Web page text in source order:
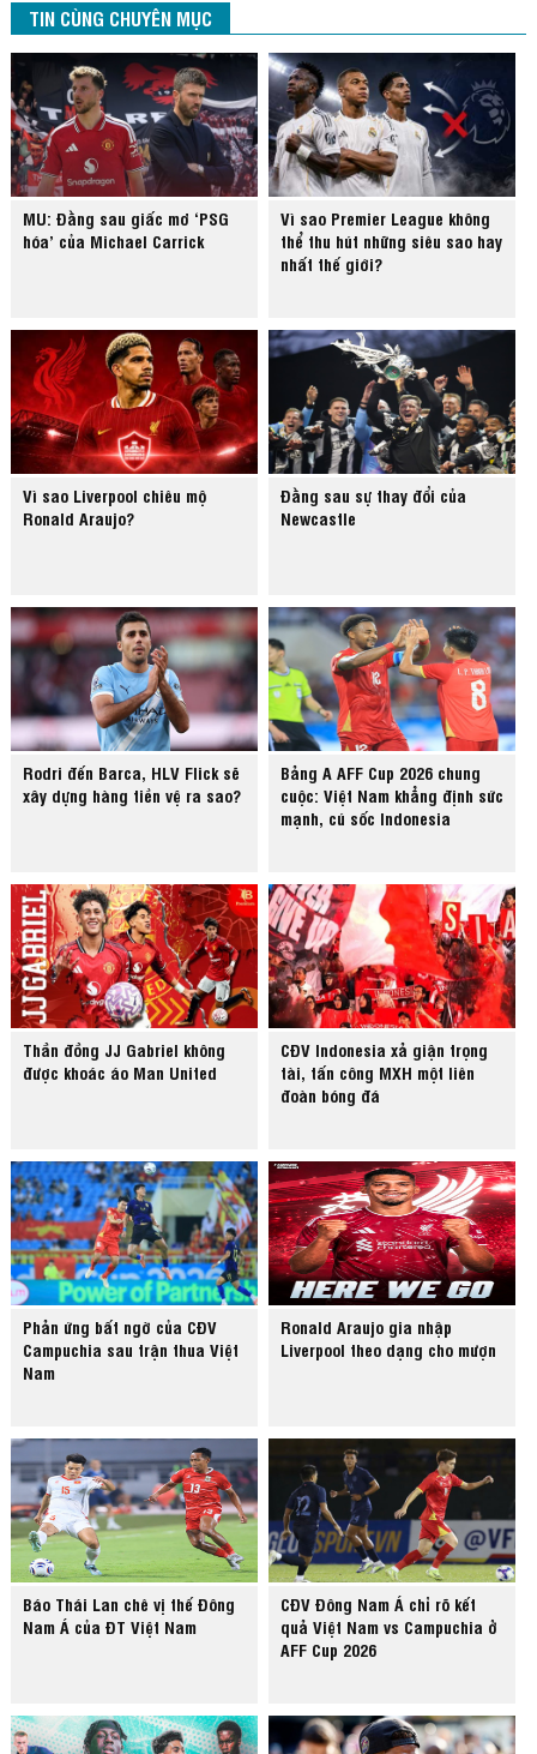
TIN CÙNG CHUYÊN MỤC
MU: Đằng sau giấc mơ ‘PSG
hóa’ của Michael Carrick
Vì sao Premier League không
thể thu hút những siêu sao hay
nhất thế giới?
Vì sao Liverpool chiêu mộ
Ronald Araujo?
Đằng sau sự thay đổi của
Newcastle
Rodri đến Barca, HLV Flick sẽ
xây dựng hàng tiền vệ ra sao?
Bảng A AFF Cup 2026 chung
cuộc: Việt Nam khẳng định sức
mạnh, cú sốc Indonesia
Thần đồng JJ Gabriel không
được khoác áo Man United
CĐV Indonesia xả giận trọng
tài, tấn công MXH một liên
đoàn bóng đá
Phản ứng bất ngờ của CĐV
Campuchia sau trận thua Việt
Nam
Ronald Araujo gia nhập
Liverpool theo dạng cho mượn
Báo Thái Lan chê vị thế Đông
Nam Á của ĐT Việt Nam
CĐV Đông Nam Á chỉ rõ kết
quả Việt Nam vs Campuchia ở
AFF Cup 2026